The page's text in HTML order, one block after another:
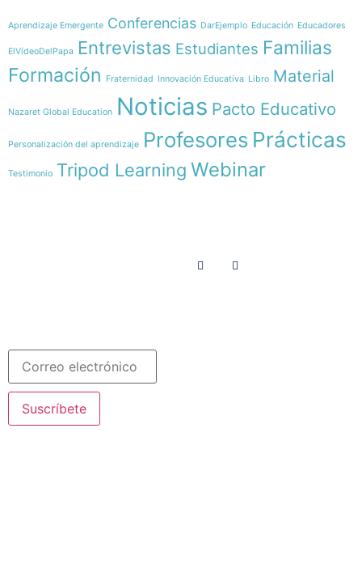
Aprendizaje Emergente Conferencias DarEjemplo Educación Educadores
ElVídeoDelPapa Entrevistas Estudiantes Familias
Formación
Fraternidad Innovación Educativa Libro Material
Nazaret Global Education Noticias Pacto Educativo
Personalización del aprendizaje Profesores Prácticas
Testimonio Tripod Learning Webinar
Suscríbete